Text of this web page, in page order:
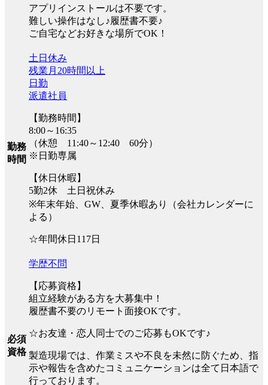
アプリインストールは不要です。
難しい操作はなし♪履歴書不要♪
ご自宅などお好きな場所でOK！
勤務
時間
土日休み
残業月20時間以上
日勤
派遣社員
【勤務時間】
8:00～16:35
（休憩 11:40～12:40 60分）
※日勤専属
【休日休暇】
5勤2休 土日祝休み
※年末年始、GW、夏季休暇あり（会社カレンダーに
よる）
☆年間休日117日
必須
資格
学歴不問
【応募資格】
組立経験がある方を大募集中！
履歴書不要のリモート面接OKです。
☆お友達・恋人同士でのご応募もOKです♪
製造現場では、作業ミスや不良を未然に防ぐため、指
示や報告を含めたコミュニケーションは全て日本語で
行っております。